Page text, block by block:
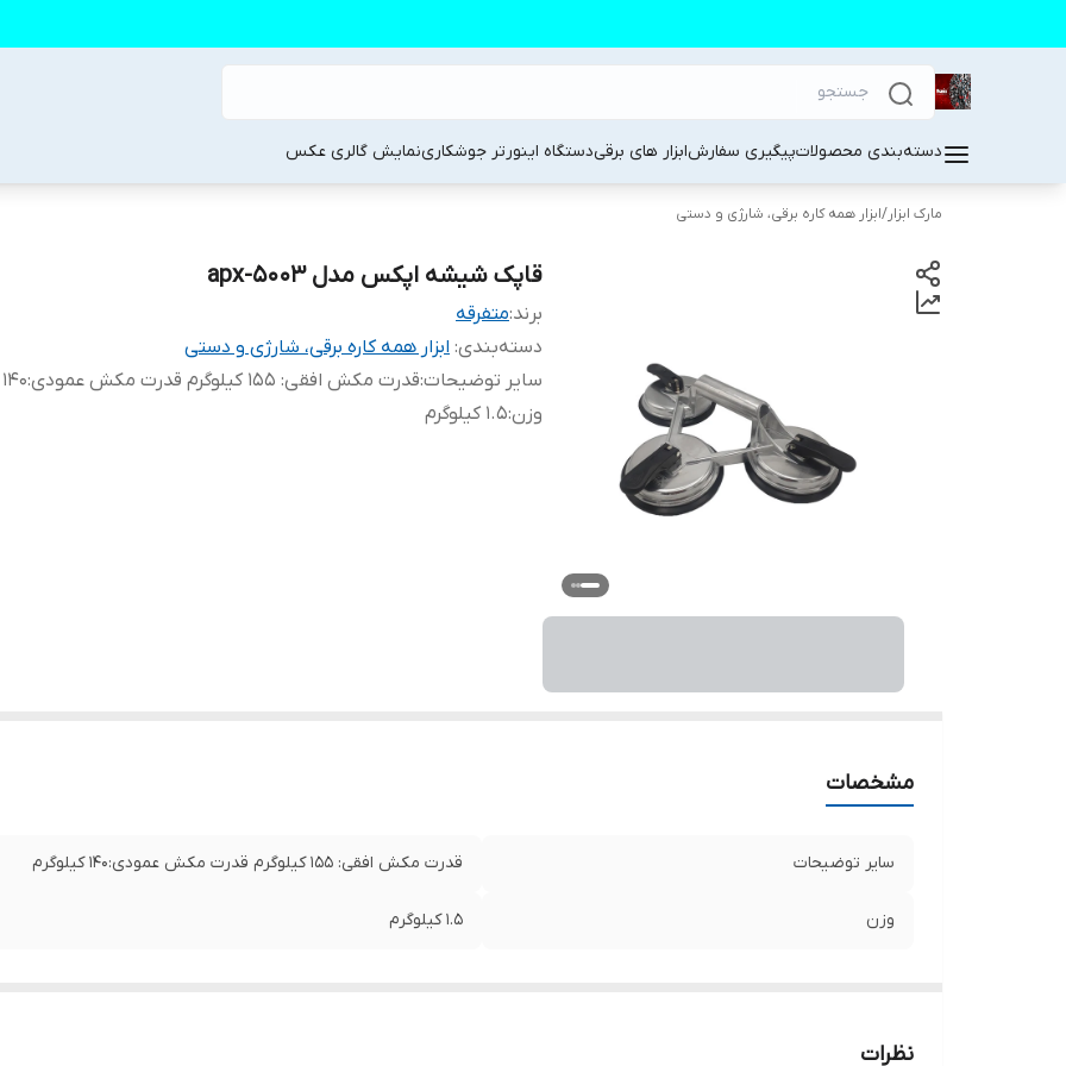
دسته‌بندی محصولاتپیگیری سفارشابزار های برقیدستگاه اینورتر جوشکارینمایش گالری عکس
مارک ابزار/ابزار همه کاره برقی، شارژی و دستی
قاپک شیشه اپکس مدل apx-5003
برند:متفرقه
دسته‌بندی: ابزار همه کاره برقی، شارژی و دستی
سایر توضیحات:قدرت مکش افقی: ۱۵۵ کیلوگرم قدرت مکش عمودی:۱۴۰ کیلوگرم
وزن:1.5 کیلوگرم
مشخصات
سایر توضیحات قدرت مکش افقی: ۱۵۵ کیلوگرم قدرت مکش عمودی:۱۴۰ کیلوگرم
وزن 1.5 کیلوگرم
نظرات